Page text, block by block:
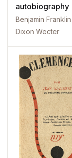
autobiography
Benjamin Franklin
Dixon Wecter